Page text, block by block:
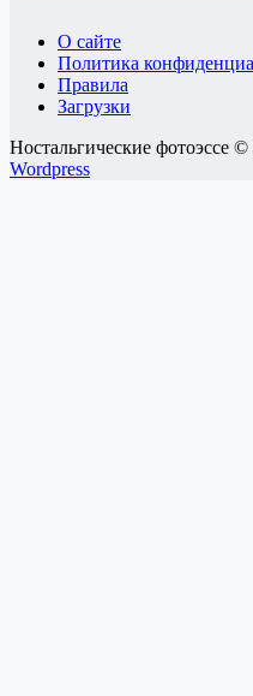
О сайте
Политика
Правила
Загрузки
Ностальгические фотоэссе ©
Wordpress